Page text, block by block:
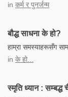
in कर्म र पुनर्जन्म
बौद्ध साधना के हो?
हाम्रा समस्याहरूसँग
in के हो...
स्मृति ध्यान :